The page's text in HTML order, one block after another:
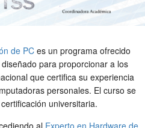
de PC es un programa ofrecido
para proporcionar a los
que certifica su experiencia
personales. El curso se
universitaria.
al Experto en Hardware de